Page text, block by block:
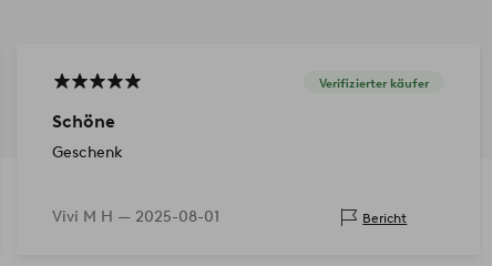
Verifizierter käufer
Schöne
Geschenk
Vivi M H — 2025-08-01 Bericht